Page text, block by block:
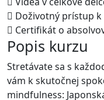
Doživotný prístup k
Certifikát o
Popis kurzu
Stretávate sa s
vám k skutočnej
mindfulness: